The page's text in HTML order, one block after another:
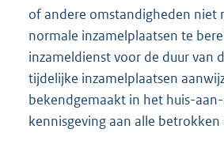
of andere omstandigheden niet
normale inzamelplaatsen te
inzameldienst voor de duur van
tijdelijke inzamelplaatsen
bekendgemaakt in het huis-
kennisgeving aan alle